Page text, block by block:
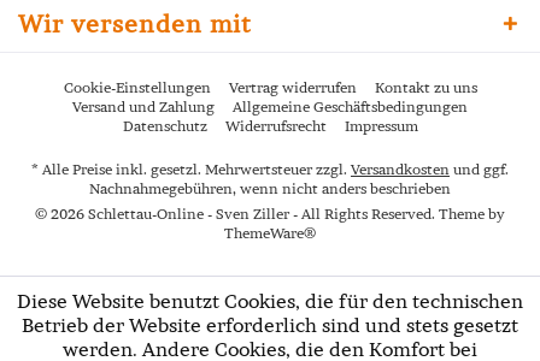
Wir versenden mit
Cookie-Einstellungen Vertrag widerrufen
Kontakt zu uns
Versand und Zahlung
Allgemeine Geschäftsbedingungen
Datenschutz
Widerrufsrecht Impressum
* Alle Preise inkl. gesetzl. Mehrwertsteuer zzgl. Versandkosten und ggf.
Nachnahmegebühren, wenn nicht anders beschrieben
© 2026 Schlettau-Online - Sven Ziller - All Rights Reserved. Theme by
ThemeWare®
Diese Website benutzt Cookies, die für den technischen
Betrieb der Website erforderlich sind und stets gesetzt
werden. Andere Cookies, die den Komfort bei